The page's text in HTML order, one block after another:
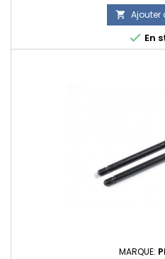
 Ajouter
 En
MARQUE: